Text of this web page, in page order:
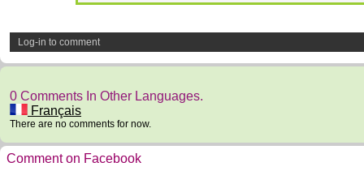
Log-in to comment
0 Comments In Other Languages.
Français
There are no comments for now.
Comment on Facebook